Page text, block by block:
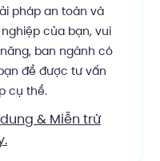
pháp an toàn và
của bạn, vui
ban ngành có
để được tư vấn
cụ thể.
& Miễn trừ